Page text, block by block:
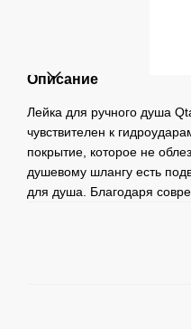
Описание
Лейка для ручного душа
чувствителен к
покрытие, которое не
душевому шлангу есть
для душа. Благодаря